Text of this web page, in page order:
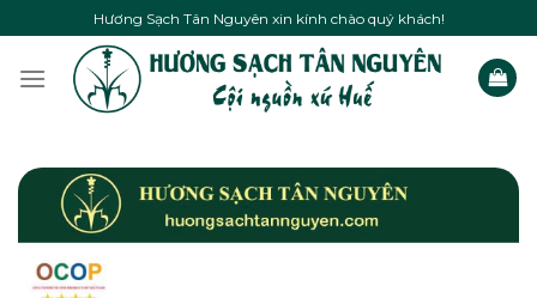
to
content
Hương Sạch Tân Nguyên xin kính chào quý khách!